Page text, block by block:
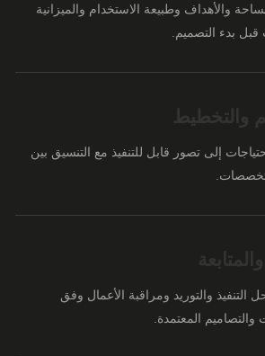
والأهداف وطبيعة الاستخدام والميزانية
بدء التصميم.
والتخطيط
إلى تصور قابل للتنفيذ مع التنسيق بين
التنفيذ والتوريد ومراقبة الأعمال وفق
المعتمدة.